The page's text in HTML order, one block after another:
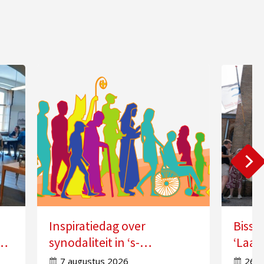
Inspiratiedag over
synodaliteit in ‘s-
Hertogenbosch
7 augustus 2026 26